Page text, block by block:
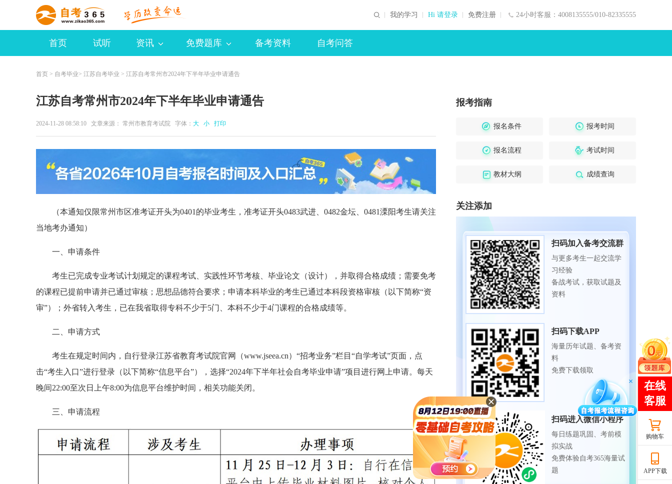
24小时客服：4008135555/010-82335555
我的学习 Hi 请登录 免费注册
首页 试听 资讯 免费题库 备考资料 自考问答
首页 > 自考毕业> 江苏自考毕业 > 江苏自考常州市2024年下半年毕业申请通告
江苏自考常州市2024年下半年毕业申请通告
2024-11-28 08:58:10 文章来源： 常州市教育考试院 字体： 大 小 打印
（本通知仅限常州市区准考证开头为0401的毕业考生，准考证开头0483武进、0482金坛、0481溧阳考生请关注
当地考办通知）
一、申请条件
考生已完成专业考试计划规定的课程考试、实践性环节考核、毕业论文（设计），并取得合格成绩；需要免考
的课程已提前申请并已通过审核；思想品德符合要求；申请本科毕业的考生已通过本科段资格审核（以下简称“资
审”）；外省转入考生，已在我省取得专科不少于5门、本科不少于4门课程的合格成绩等。
二、申请方式
考生在规定时间内，自行登录江苏省教育考试院官网（www.jseea.cn）“招考业务”栏目“自学考试”页面，点
击“考生入口”进行登录（以下简称“信息平台”），选择“2024年下半年社会自考毕业申请”项目进行网上申请。每天
晚间22:00至次日上午8:00为信息平台维护时间，相关功能关闭。
三、申请流程
报考指南
报名条件 报考时间
报名流程 考试时间
教材大纲 成绩查询
关注添加
扫码加入备考交流群
与更多考生一起交流学
习经验
备战考试，获取试题及
资料
扫码下载APP
海量历年试题、备考资
料
免费下载领取
扫码进入微信小程序
每日练题巩固、考前模
拟实战
免费体验自考365海量试
题
购物车
APP下载